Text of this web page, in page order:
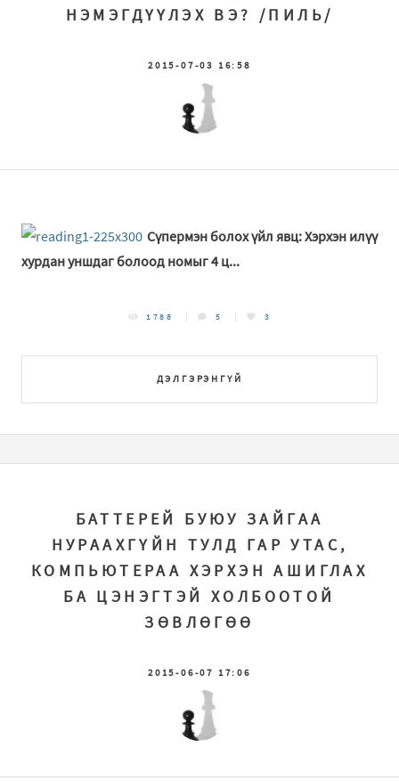
НЭМЭГДҮҮЛЭХ ВЭ? /ПИЛЬ/
2015-07-03 16:58
Сүпермэн болох үйл явц: Хэрхэн илүү
хурдан уншдаг болоод номыг 4 ц...
ДЭЛГЭРЭНГҮЙ
1788 5 3
БАТТЕРЕЙ БУЮУ ЗАЙГАА
НУРААХГҮЙН ТУЛД ГАР УТАС,
КОМПЬЮТЕРАА ХЭРХЭН АШИГЛАХ
БА ЦЭНЭГТЭЙ ХОЛБООТОЙ
ЗӨВЛӨГӨӨ
2015-06-07 17:06